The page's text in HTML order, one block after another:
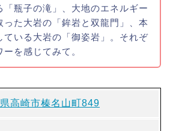
「瓶子の滝」、大地のエネルギー
った大岩の「鉾岩と双龍門」、本
ている大岩の「御姿岩」。それぞ
ーを感じてみて。
高崎市榛名山町849